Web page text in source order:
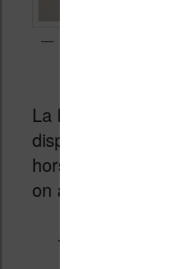
Toutes les liseuses
La liseuse Kindle
disponible pour
hors promotion).
on a besoin sur